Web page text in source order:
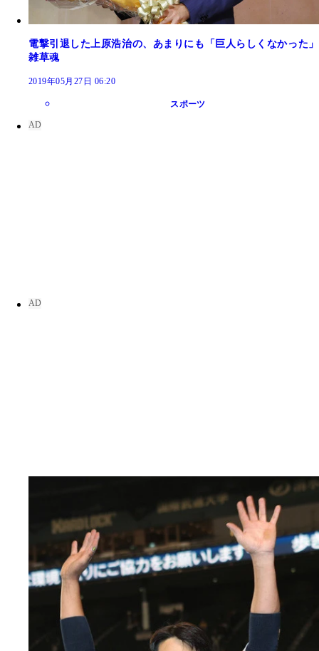
電撃引退した上原浩治の、あまりにも「巨人らしくなかった」
雑草魂
2019年05月27日 06:20
スポーツ